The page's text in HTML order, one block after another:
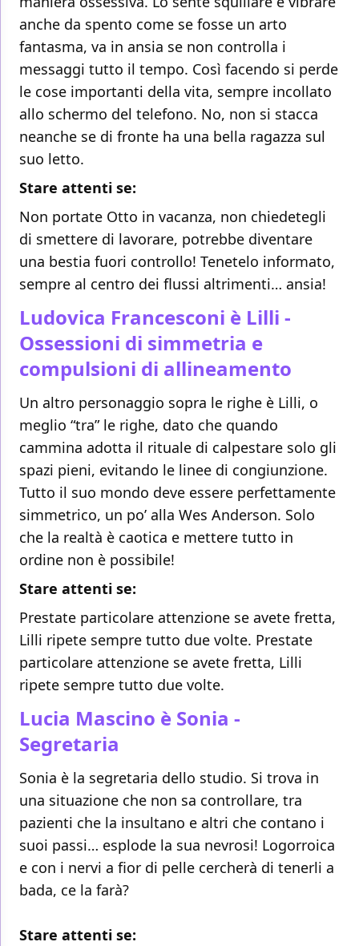
anche da spento come se fosse un arto
fantasma, va in ansia se non controlla i
messaggi tutto il tempo. Così facendo si perde
le cose importanti della vita, sempre incollato
allo schermo del telefono. No, non si stacca
neanche se di fronte ha una bella ragazza sul
suo letto.
Stare attenti se:
Non portate Otto in vacanza, non chiedetegli
di smettere di lavorare, potrebbe diventare
una bestia fuori controllo! Tenetelo informato,
sempre al centro dei flussi altrimenti… ansia!
Ludovica Francesconi è Lilli -
Ossessioni di simmetria e
compulsioni di allineamento
Un altro personaggio sopra le righe è Lilli, o
meglio “tra” le righe, dato che quando
cammina adotta il rituale di calpestare solo gli
spazi pieni, evitando le linee di congiunzione.
Tutto il suo mondo deve essere perfettamente
simmetrico, un po’ alla Wes Anderson. Solo
che la realtà è caotica e mettere tutto in
ordine non è possibile!
Stare attenti se:
Prestate particolare attenzione se avete fretta,
Lilli ripete sempre tutto due volte. Prestate
particolare attenzione se avete fretta, Lilli
ripete sempre tutto due volte.
Lucia Mascino è Sonia -
Segretaria
Sonia è la segretaria dello studio. Si trova in
una situazione che non sa controllare, tra
pazienti che la insultano e altri che contano i
suoi passi… esplode la sua nevrosi! Logorroica
e con i nervi a fior di pelle cercherà di tenerli a
bada, ce la farà?
Stare attenti se: